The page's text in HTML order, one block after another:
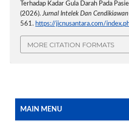
Terhadap Kadar Gula Darah Pada
(2026).Jurnal Intelek Dan
561. https://jicnusantara.com/
MORE CITATION FORMATS
MAIN MENU